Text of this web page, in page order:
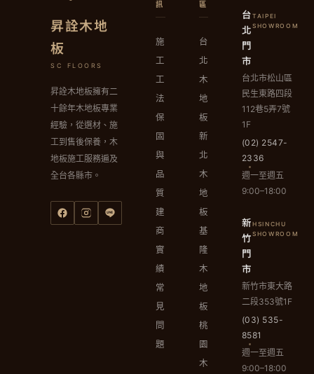
昇詮木地
板
SC FLOORS
昇詮木地板擁有二
十餘年木地板專業
經驗，從選材、施
工到售後保養，木
地板施工服務遍及
全台各縣市。
訊
施
工
工
法
保
固
與
品
質
建
商
實
績
常
見
問
題
區
台
北
木
地
板
新
北
木
地
板
基
隆
木
地
板
桃
園
木
台
北
門
市
TAIPEI
SHOWROOM
台北市松山區
民生東路四段
112巷5弄7號
1F
(02) 2547-
2336
週一至週五
9:00–18:00
新
竹
門
市
HSINCHU
SHOWROOM
新竹市東大路
二段353號1F
(03) 535-
8581
週一至週五
9:00–18:00